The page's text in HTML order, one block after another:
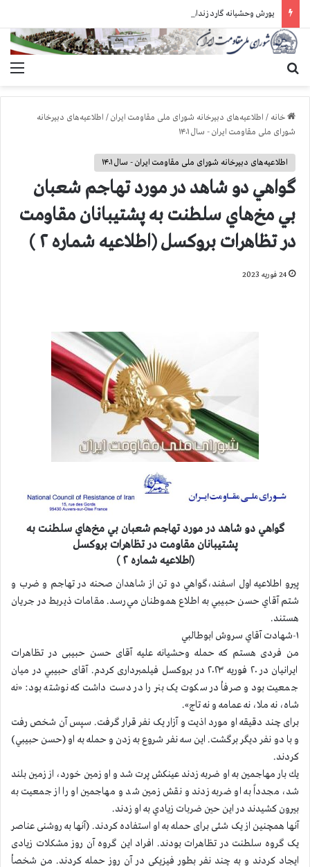
یورش وحشیانه گارد زندان اوین به سالن ۵ بند ۷ و ضرب و شتم زندانیان
خانه / اطلاعیه‌های دبیرخانه شورای ملی مقاومت ایران/ اطلاعیه‌های دبیرخانه
شورای ملی مقاومت ایران - سال ۱۴۰۱
اطلاعیه‌های دبیرخانه شورای ملی مقاومت ایران - سال ۱۴۰۱
گواهي دو شاهد در مورد تهاجم شعبان
بي مخ‌هاي سلطنت به پشتيبانان مقاومت
در تظاهرات بروكسل (اطلاعيه شماره ۲ )
24 فوریه 2023
گواهي دو شاهد در مورد تهاجم شعبان بي مخ‌هاي سلطنت به
پشتيبانان مقاومت در تظاهرات بروكسل
(اطلاعيه شماره ۲ )
پيرو اطلاعيه اول اسفند،گواهي دو تن از شاهدان صحنه در تهاجم و ضرب و
شتم آقاي حسن حبيبي به اطلاع هموطنان مي‌رسد. مقامات ذيربط در جريان
هستند.
۱-شهادت آقاي سروش ابوطالبي
من فردی هستم که حمله وحشیانه علیه آقای حسن حبیبی در تظاهرات
ایرانیان در ۲۰ فوریه ۲۰۲۳ در بروکسل فیلمبرداری کردم. آقای حبيبي در میان
جمعیت بود و صرفاْ‌ در سکوت یک بنر را در دست داشت که نوشته بود: «نه
شاه،‌ نه ملا، نه عمامه و نه تاج».
برای چند دقیقه او مورد اذیت و آزار یک نفر قرار گرفت. سپس آن شخص رفت
و با دو نفر دیگر برگشت. این سه نفر شروع به زدن و حمله به او (حسن حبيبي)
کردند.
يك بار مهاجمين به او ضربه زدند عينكش پرت شد و او زمين خورد، از زمين بلند
شد، مجدداً به او ضربه زدند و نقش زمين شد و مهاجمين او را از جمعيت به
بيرون كشيدند در اين حين ضربات زيادي به او زدند.
آنها همچنین از یک شئی برای حمله به او استفاده کردند. (آنها به روشنی عناصر
یک گروه سلطنت در تظاهرات بودند. افراد این گروه آن روز مشکلات زیادی
ایجاد کردند و به چند نفر بطور فیزیکی در آن روز حمله کردند. من شخصاْ‌